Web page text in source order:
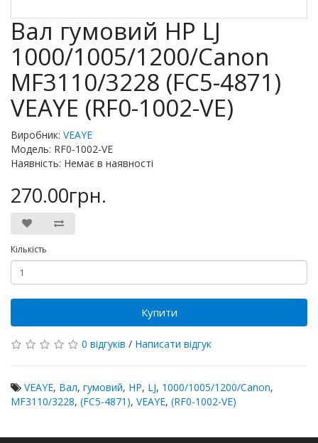
Вал гумовий HP LJ
1000/1005/1200/Canon
MF3110/3228 (FC5-4871)
VEAYE (RF0-1002-VE)
Виробник: VEAYE
Модель: RF0-1002-VE
Наявність: Немає в наявності
270.00грн.
Кількість
Купити
0 відгуків / Написати відгук
VEAYE, Вал, гумовий, HP, LJ, 1000/1005/1200/Canon,
MF3110/3228, (FC5-4871), VEAYE, (RF0-1002-VE)